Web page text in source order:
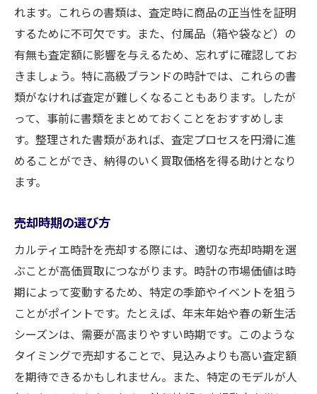
れます。これらの書類は、査定時に商品の正当性を証明
するために不可欠です。また、付属品（箱や袋など）の
有無も査定額に影響を与えるため、忘れずに確認してお
きましょう。特に高級ブランドの時計では、これらの書
類がなければ査定が難しくなることもあります。したが
って、事前に書類をまとめておくことをおすすめしま
す。整理された書類があれば、査定プロセスを円滑に進
めることができ、納得のいく買取価格を得る助けとなり
ます。
売却時期の選び方
カルティエ時計を売却する際には、適切な売却時期を選
ぶことが高価買取につながります。時計の市場価値は時
期によって変動するため、特定の季節やイベントを狙う
ことがポイントです。たとえば、年末年始や春の新生活
シーズンは、需要が高まりやすい時期です。このような
タイミングで売却することで、見込みよりも高い査定額
を期待できるかもしれません。また、特定のモデルが人